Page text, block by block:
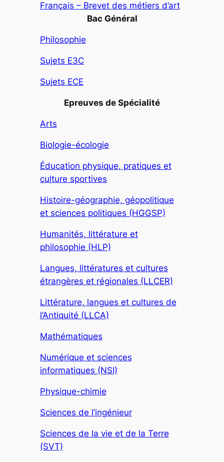
Français – Brevet des métiers d’art
Bac Général
Philosophie
Sujets E3C
Sujets ECE
Epreuves de Spécialité
Arts
Biologie-écologie
Éducation physique, pratiques et
culture sportives
Histoire-géographie, géopolitique
et sciences politiques (HGGSP)
Humanités, littérature et
philosophie (HLP)
Langues, littératures et cultures
étrangères et régionales (LLCER)
Littérature, langues et cultures de
l’Antiquité (LLCA)
Mathématiques
Numérique et sciences
informatiques (NSI)
Physique-chimie
Sciences de l’ingénieur
Sciences de la vie et de la Terre
(SVT)